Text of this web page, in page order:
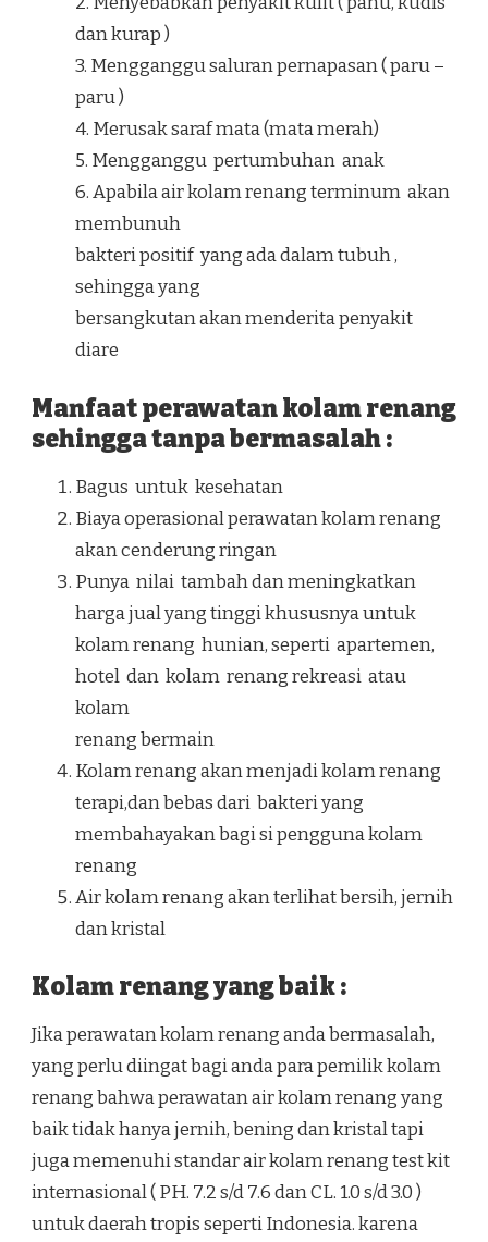
dan kurap )
3. Mengganggu saluran pernapasan ( paru –
paru )
4. Merusak saraf mata (mata merah)
5. Mengganggu pertumbuhan anak
6. Apabila air kolam renang terminum akan
membunuh
bakteri positif yang ada dalam tubuh ,
sehingga yang
bersangkutan akan menderita penyakit
diare
Manfaat perawatan kolam renang
sehingga tanpa bermasalah :
Bagus untuk kesehatan
Biaya operasional perawatan kolam renang
akan cenderung ringan
Punya nilai tambah dan meningkatkan
harga jual yang tinggi khususnya untuk
kolam renang hunian, seperti apartemen,
hotel dan kolam renang rekreasi atau
kolam
renang bermain
Kolam renang akan menjadi kolam renang
terapi,dan bebas dari bakteri yang
membahayakan bagi si pengguna kolam
renang
Air kolam renang akan terlihat bersih, jernih
dan kristal
Kolam renang yang baik :
Jika perawatan kolam renang anda bermasalah,
yang perlu diingat bagi anda para pemilik kolam
renang bahwa perawatan air kolam renang yang
baik tidak hanya jernih, bening dan kristal tapi
juga memenuhi standar air kolam renang test kit
internasional ( PH. 7.2 s/d 7.6 dan CL. 1.0 s/d 3.0 )
untuk daerah tropis seperti Indonesia. karena